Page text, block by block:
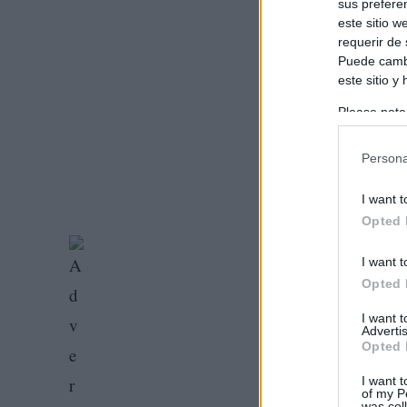
sus
este sitio
requerir de
Puede
este sitio y
Please
information
in below
I want
Opted
I want
Opted
I want
Opted
I want
of my